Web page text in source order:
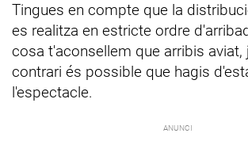
Tingues en compte que la
es realitza en estricte ordre
cosa t'aconsellem que arribis aviat,
contrari és possible que hagis
l'espectacle.